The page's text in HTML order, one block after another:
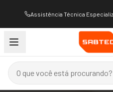
Assistência Técnica